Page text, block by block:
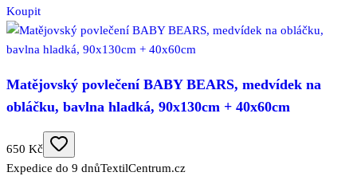
Koupit
Matějovský povlečení BABY BEARS, medvídek na
obláčku, bavlna hladká, 90x130cm + 40x60cm
650 Kč
Expedice do 9 dnůTextilCentrum.cz